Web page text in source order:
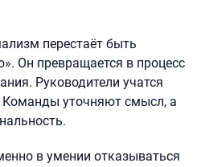
перестаёт быть
Он превращается в процесс
Руководители учатся
Команды уточняют смысл, а
в умении отказываться